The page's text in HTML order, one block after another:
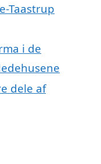
Taastrup
i de
dele af